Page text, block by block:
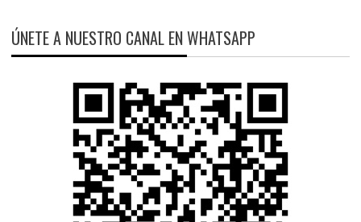
ÚNETE A NUESTRO CANAL EN WHATSAPP